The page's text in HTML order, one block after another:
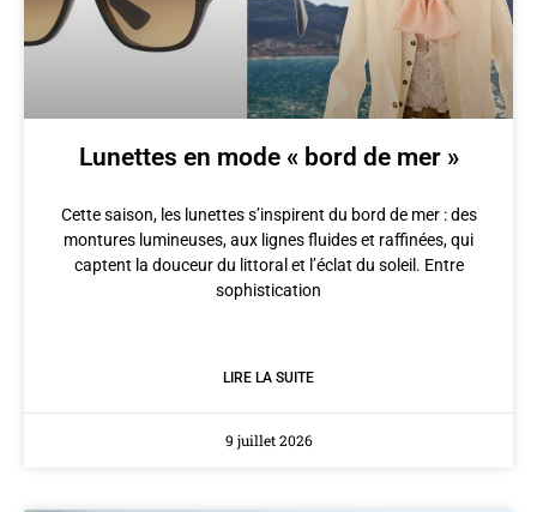
Lunettes en mode « bord de mer »
Cette saison, les lunettes s’inspirent du bord de mer : des
montures lumineuses, aux lignes fluides et raffinées, qui
captent la douceur du littoral et l’éclat du soleil. Entre
sophistication
LIRE LA SUITE
9 juillet 2026